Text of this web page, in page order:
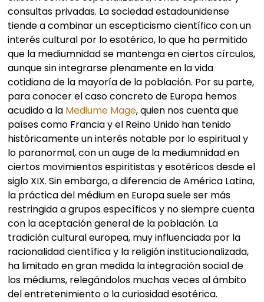
consultas privadas. La sociedad estadounidense
tiende a combinar un escepticismo científico con un
interés cultural por lo esotérico, lo que ha permitido
que la mediumnidad se mantenga en ciertos círculos,
aunque sin integrarse plenamente en la vida
cotidiana de la mayoría de la población. Por su parte,
para conocer el caso concreto de Europa hemos
acudido a la Mediume Mage, quien nos cuenta que
países como Francia y el Reino Unido han tenido
históricamente un interés notable por lo espiritual y
lo paranormal, con un auge de la mediumnidad en
ciertos movimientos espiritistas y esotéricos desde el
siglo XIX. Sin embargo, a diferencia de América Latina,
la práctica del médium en Europa suele ser más
restringida a grupos específicos y no siempre cuenta
con la aceptación general de la población. La
tradición cultural europea, muy influenciada por la
racionalidad científica y la religión institucionalizada,
ha limitado en gran medida la integración social de
los médiums, relegándolos muchas veces al ámbito
del entretenimiento o la curiosidad esotérica.